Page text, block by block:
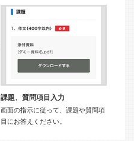
課題、質問項目入力
画面の指示に従って、課題や質問項
目にお答えください。